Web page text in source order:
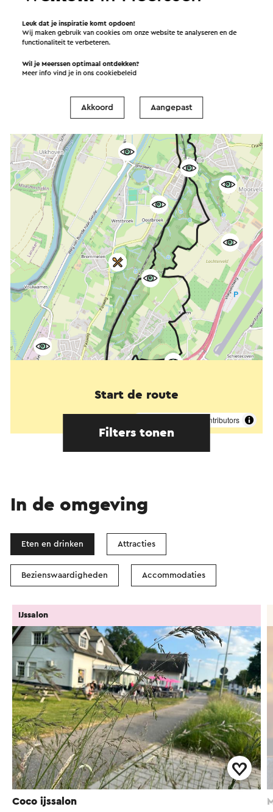
contributors
Start de route
Filters tonen
In de omgeving
Eten en drinken Attracties
Bezienswaardigheden Accommodaties
Coco ijssalon
IJssalon
Leuk dat je inspiratie komt opdoen!
Wij maken gebruik van cookies om onze website te analyseren en de
functionaliteit te verbeteren.
Wil je Meerssen optimaal ontdekken?
Meer info vind je in onscookiebeleid
Akkoord Aangepast